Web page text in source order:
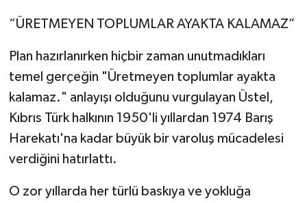
“ÜRETMEYEN TOPLUMLAR AYAKTA KALAMAZ”
Plan hazırlanırken hiçbir zaman unutmadıkları
temel gerçeğin "Üretmeyen toplumlar ayakta
kalamaz." anlayışı olduğunu vurgulayan Üstel,
Kıbrıs Türk halkının 1950'li yıllardan 1974 Barış
Harekatı'na kadar büyük bir varoluş mücadelesi
verdiğini hatırlattı.
O zor yıllarda her türlü baskıya ve yokluğa